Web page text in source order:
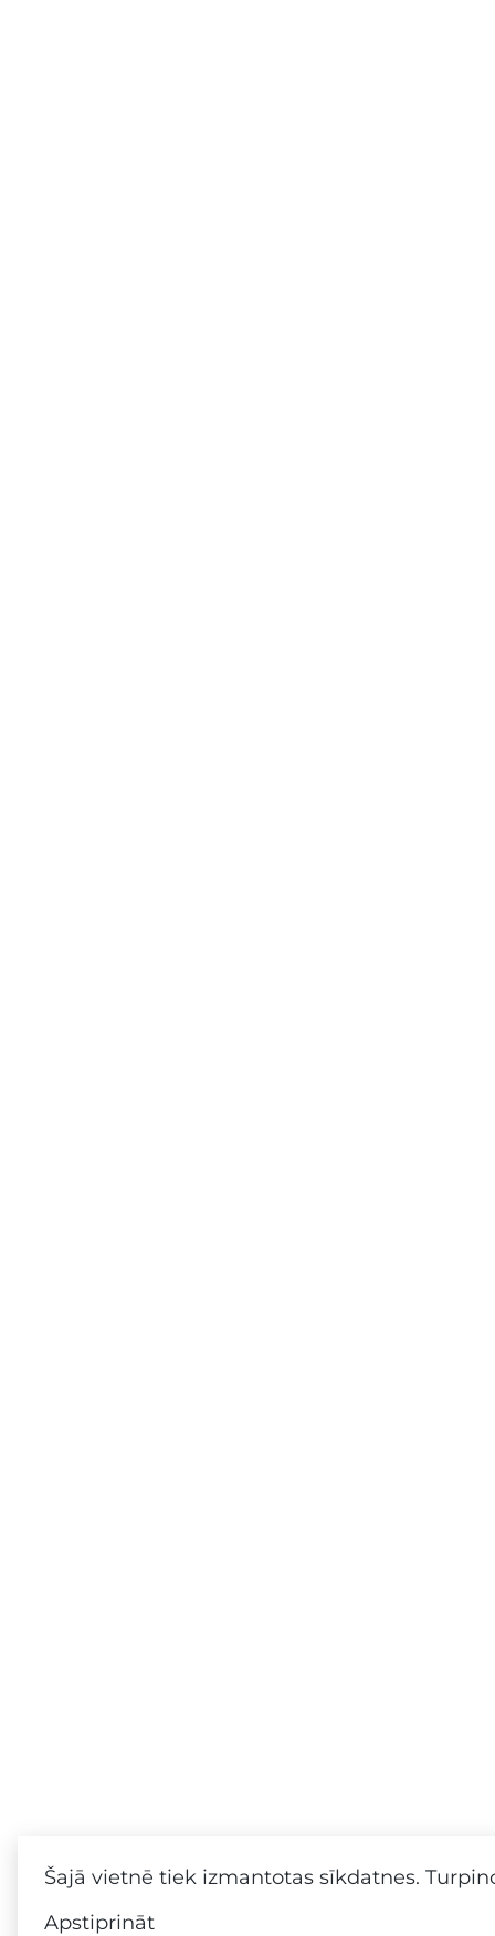
Šajā vietnē tiek izmantotas sīkdatnes.
Apstiprināt